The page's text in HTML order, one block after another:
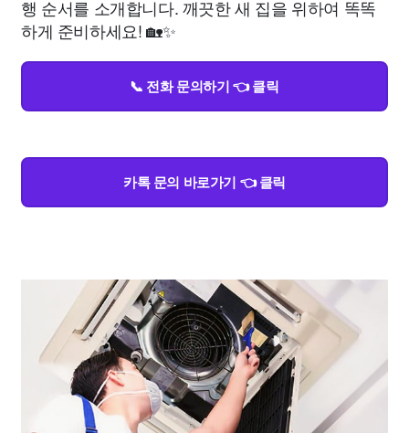
행 순서를 소개합니다. 깨끗한 새 집을 위하여 똑똑
하게 준비하세요! 🏡✨
📞 전화 문의하기 👈 클릭
카톡 문의 바로가기 👈 클릭